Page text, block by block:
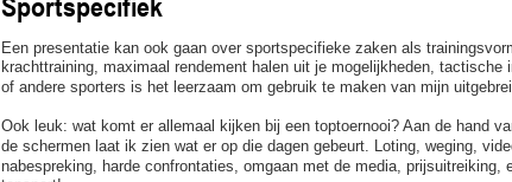
Een presentatie kan ook gaan over sportspecifieke zaken als
krachttraining, maximaal rendement halen uit je mogelijkheden, tactische
of andere sporters is het leerzaam om gebruik te maken van mijn
Ook leuk: wat komt er allemaal kijken bij een toptoernooi? Aan de hand
de schermen laat ik zien wat er op die dagen gebeurt. Loting, weging,
nabespreking, harde confrontaties, omgaan met de media,